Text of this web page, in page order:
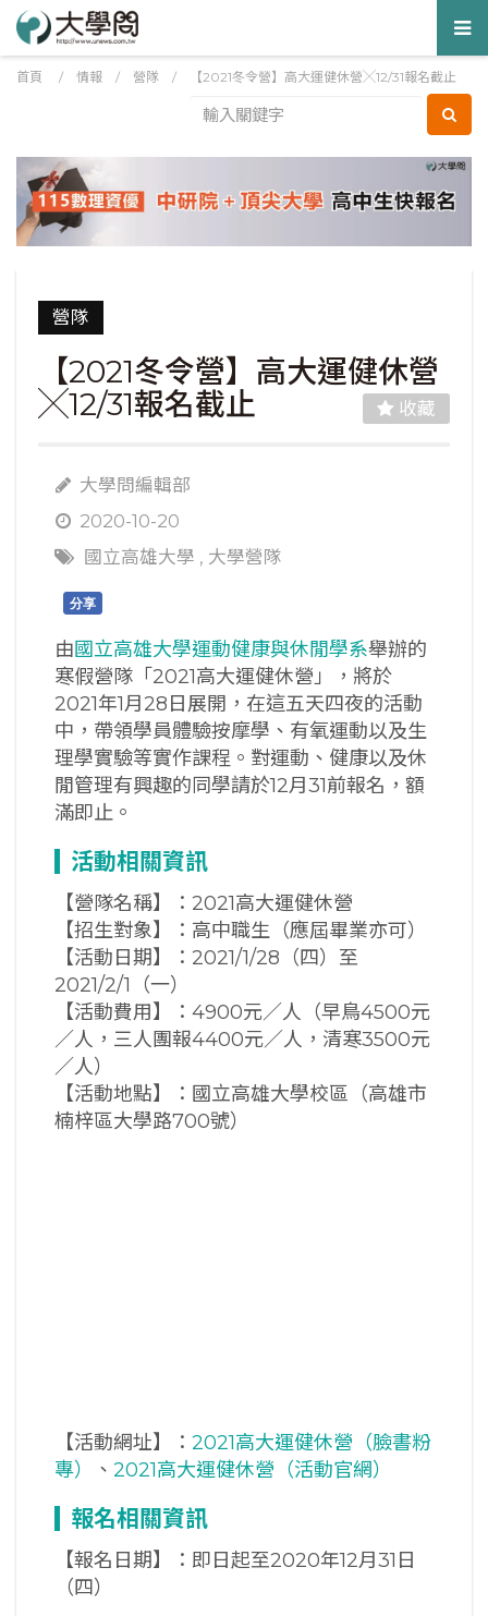
首頁 / 情報 / 營隊 / 【2021冬令營】高大運健休營╳12/31報名截止
營隊
【2021冬令營】高大運健休營
╳12/31報名截止
收藏
大學問編輯部
2020-10-20
國立高雄大學 , 大學營隊
分享
由國立高雄大學運動健康與休閒學系舉辦的
寒假營隊「2021高大運健休營」，將於
2021年1月28日展開，在這五天四夜的活動
中，帶領學員體驗按摩學、有氧運動以及生
理學實驗等實作課程。對運動、健康以及休
閒管理有興趣的同學請於12月31前報名，額
滿即止。
活動相關資訊
【營隊名稱】：2021高大運健休營
【招生對象】：高中職生（應屆畢業亦可）
【活動日期】：2021/1/28（四）至
2021/2/1（一）
【活動費用】：4900元／人（早鳥4500元
／人，三人團報4400元／人，清寒3500元
／人）
【活動地點】：國立高雄大學校區（高雄市
楠梓區大學路700號）
【活動網址】： 2021高大運健休營（臉書粉
專）
、 2021高大運健休營（活動官網）
報名相關資訊
【報名日期】：即日起至2020年12月31日
（四）